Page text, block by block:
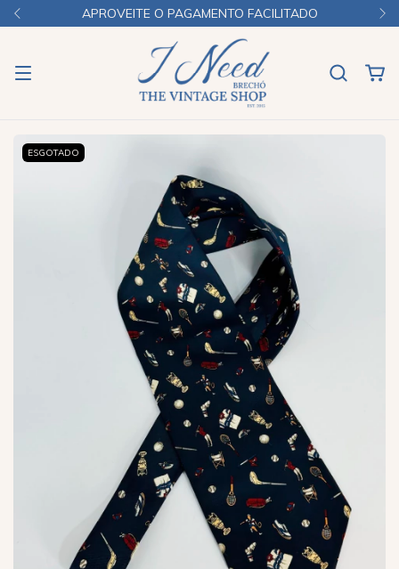
APROVEITE O PAGAMENTO FACILITADO
ESGOTADO